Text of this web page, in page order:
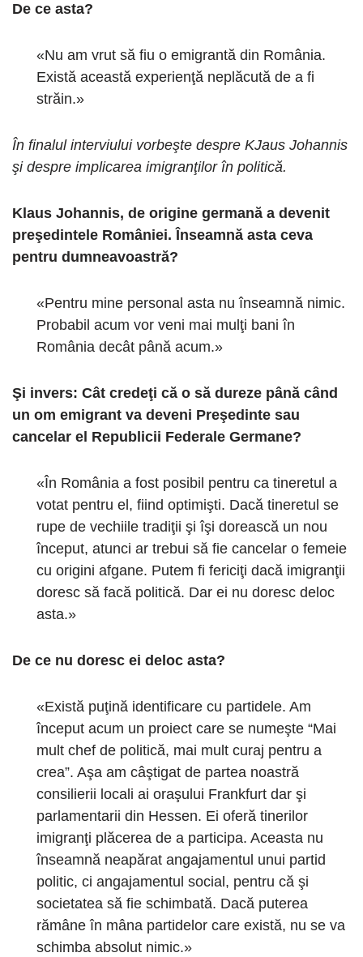
De ce asta?
«Nu am vrut să fiu o emigrantă din România.
Există această experienţă neplăcută de a fi
străin.»
În finalul interviului vorbeşte despre KJaus Johannis
şi despre implicarea imigranţilor în politică.
Klaus Johannis, de origine germană a devenit
preşedintele României. Înseamnă asta ceva
pentru dumneavoastră?
«Pentru mine personal asta nu înseamnă nimic.
Probabil acum vor veni mai mulţi bani în
România decât până acum.»
Şi invers: Cât credeţi că o să dureze până când
un om emigrant va deveni Preşedinte sau
cancelar el Republicii Federale Germane?
«În România a fost posibil pentru ca tineretul a
votat pentru el, fiind optimişti. Dacă tineretul se
rupe de vechiile tradiţii şi îşi dorească un nou
început, atunci ar trebui să fie cancelar o femeie
cu origini afgane. Putem fi fericiţi dacă imigranţii
doresc să facă politică. Dar ei nu doresc deloc
asta.»
De ce nu doresc ei deloc asta?
«Există puţină identificare cu partidele. Am
început acum un proiect care se numeşte “Mai
mult chef de politică, mai mult curaj pentru a
crea”. Aşa am câştigat de partea noastră
consilierii locali ai oraşului Frankfurt dar şi
parlamentarii din Hessen. Ei oferă tinerilor
imigranţi plăcerea de a participa. Aceasta nu
înseamnă neapărat angajamentul unui partid
politic, ci angajamentul social, pentru că şi
societatea să fie schimbată. Dacă puterea
rămâne în mâna partidelor care există, nu se va
schimba absolut nimic.»